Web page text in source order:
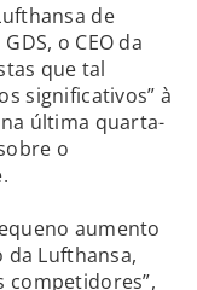
de
o CEO da
que tal
significativos” à
última quarta-
o
aumento
da Lufthansa,
competidores”,